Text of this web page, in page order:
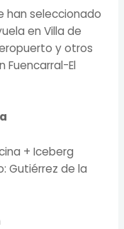
han seleccionado
en Villa de
y otros
Fuencarral-El
+ Iceberg
Gutiérrez de la